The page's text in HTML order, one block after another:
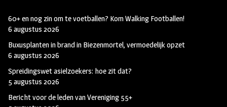
60+ en nog zin om te voetballen? Kom Walking Footballen!
6 augustus 2026
Buxusplanten in brand in Biezenmortel, vermoedelijk opzet
6 augustus 2026
Spreidingswet asielzoekers: hoe zit dat?
5 augustus 2026
Bericht voor de leden van Vereniging 55+